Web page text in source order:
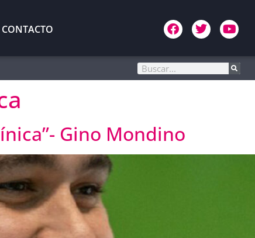
CONTACTO
Gino Mondino